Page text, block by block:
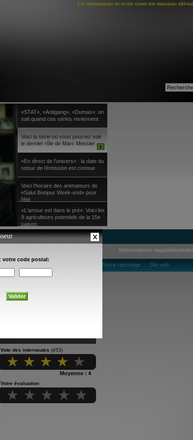
Les informations de ce site visent des émissions
«STAT», «Antigang», «Dumas»: on
sait quand ces séries reviennent
Voici la série où vous pourrez voir
le dernier rôle de Marc Messier
«En direct de l’univers» : la date du
retour de l’émission est connue
Voici l'horaire des animateurs de
«Salut Bonjour Week-end» pour
l'été
«L'amour est dans le pré»: Voici les
9 agriculteurs potentiels de la 15e
saison
Informations
Notre reportage Site web
Vote des internautes (453)
Moyenne : 4
Votre évaluation